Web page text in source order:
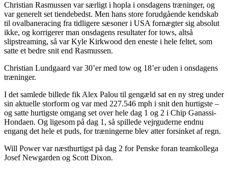
Christian Rasmussen var særligt i hopla i onsdagens træninger, og
var generelt set tiendebedst. Men hans store forudgående kendskab
til ovalbaneracing fra tidligere sæsoner i USA fornægter sig absolut
ikke, og korrigerer man onsdagens resultater for tows, altså
slipstreaming, så var Kyle Kirkwood den eneste i hele feltet, som
satte et bedre snit end Rasmussen.
Christian Lundgaard var 30’er med tow og 18’er uden i onsdagens
træninger.
I det samlede billede fik Alex Palou til gengæld sat en ny streg under
sin aktuelle storform og var med 227.546 mph i snit den hurtigste –
og satte hurtigste omgang set over hele dag 1 og 2 i Chip Ganassi-
Hondaen. Og ligesom på dag 1, så spillede vejrguderne endnu
engang det hele et puds, for træningerne blev atter forsinket af regn.
Will Power var næsthurtigst på dag 2 for Penske foran teamkollega
Josef Newgarden og Scott Dixon.